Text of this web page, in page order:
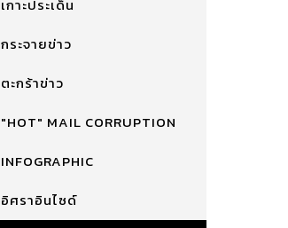
เกาะประเด็น
กระจายข่าว
ตะกร้าข่าว
"HOT" MAIL CORRUPTION
INFOGRAPHIC
อิศราอินไซด์